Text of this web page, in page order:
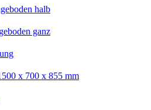
halb
ganz
x 700 x 855 mm